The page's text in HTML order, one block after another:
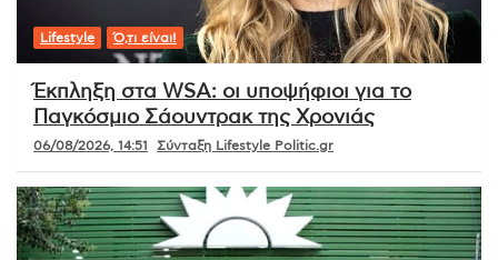
Lifestyle Ό,τι είναι!
Έκπληξη στα WSA: οι υποψήφιοι για το
Παγκόσμιο Σάουντρακ της Χρονιάς
06/08/2026, 14:51 Σύνταξη Lifestyle Politic.gr